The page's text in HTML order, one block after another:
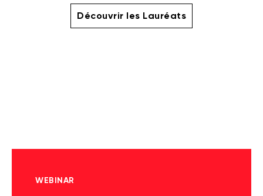
Découvrir les Lauréats
WEBINAR